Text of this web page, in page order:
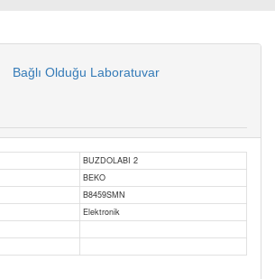
Bağlı Olduğu Laboratuvar
BUZDOLABI 2
BEKO
B8459SMN
Elektronik